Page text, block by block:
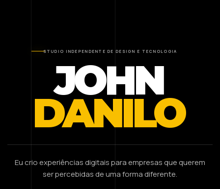
STUDIO INDEPENDENTE DE DESIGN E TECNOLOGIA
JOHN
DANILO
Eu crio experiências digitais para empresas que querem
ser percebidas de uma forma diferente.